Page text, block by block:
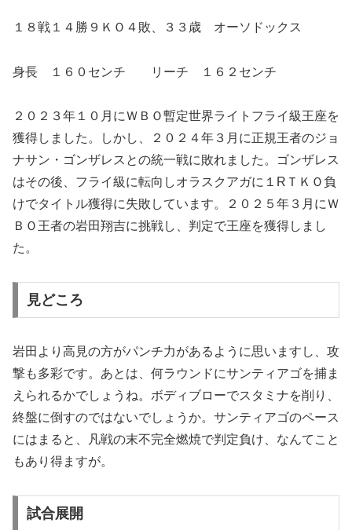
１８戦１４勝９ＫＯ４敗、３３歳 オーソドックス
身長 １６０センチ リーチ １６２センチ
２０２３年１０月にＷＢＯ暫定世界ライトフライ級王座を
獲得しました。しかし、２０２４年３月に正規王者のジョ
ナサン・ゴンザレスとの統一戦に敗れました。ゴンザレス
はその後、フライ級に転向しオラスクアガに１ R ＴＫＯ負
けでタイトル獲得に失敗しています。２０２５年３月にＷ
ＢＯ王者の岩田翔吉に挑戦し、判定で王座を獲得しまし
た。
見どころ
岩田より高見の方がパンチ力があるように思いますし、攻
撃も多彩です。あとは、何ラウンドにサンティアゴを捕ま
えられるかでしょうね。ボディブローでスタミナを削り、
終盤に倒すのではないでしょうか。サンティアゴのペース
にはまると、凡戦の末不完全燃焼で判定負け、なんてこと
もあり得ますが。
試合展開